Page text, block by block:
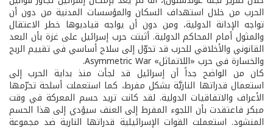
الحرب من خلال استهداف السكان والمؤسسات المدنية من دون أن
تواجه الإدانة الدولية، ومن دون أن يواجه قياديوها خطر الاعتقال
والمثول أمام المحاكم الدولية. أثبتت حرب إسرائيل على غزة بأن البعد
القانوني والأخلاقي للحرب قد تحوّل إلى سلاح أساسي في تقييم الربح
والخسارة في حرب «اللاتماثل» Asymmetric War.
كان من الواضح جداً أن إسرائيل قد لجأت منذ بداية الحرب إلى
استعمال قدراتها الناريَّة بشكل مفرط، كما استعملت أسلحة تحرّمها
الأعراف والاتفاقيات الدولية. لقد كانت تريد حسم المعركة في وقت
مبكر فاعتقدت بأن اللجوء المفرط إلى العنف سيؤدي إلى هذا الحسم
المنشود. استعملت القوات الإسرائيلية قدراتها النارية ضد مجموعة